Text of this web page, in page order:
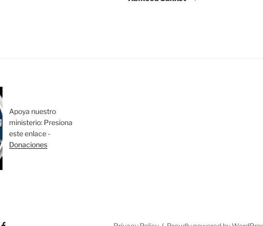
Apoya nuestro
ministerio: Presiona
este enlace -
Donaciones